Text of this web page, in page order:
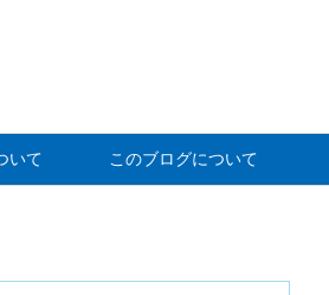
いて このブログについて